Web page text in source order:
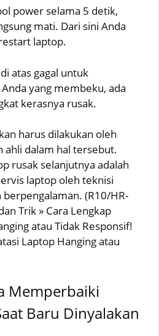
power selama 5 detik,
mati. Dari sini Anda
laptop.
atas gagal untuk
yang membeku, ada
kerasnya rusak.
harus dilakukan oleh
ahli dalam hal tersebut.
rusak selanjutnya adalah
laptop oleh teknisi
(R10/HR-
Trik » Cara Lengkap
atau Tidak Responsif!
Laptop Hanging atau
Memperbaiki
Baru Dinyalakan